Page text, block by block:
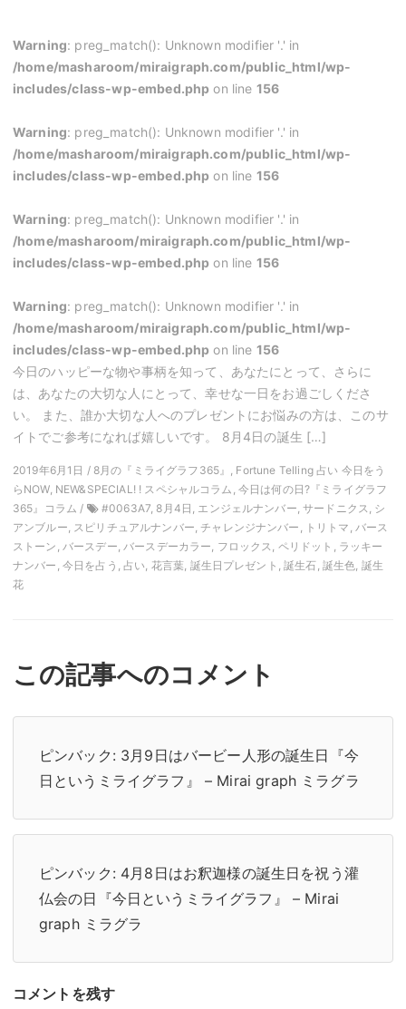
Warning: preg_match(): Unknown modifier '.' in
/home/masharoom/miraigraph.com/public_html/wp-
includes/class-wp-embed.php on line 156
Warning: preg_match(): Unknown modifier '.' in
/home/masharoom/miraigraph.com/public_html/wp-
includes/class-wp-embed.php on line 156
Warning: preg_match(): Unknown modifier '.' in
/home/masharoom/miraigraph.com/public_html/wp-
includes/class-wp-embed.php on line 156
Warning: preg_match(): Unknown modifier '.' in
/home/masharoom/miraigraph.com/public_html/wp-
includes/class-wp-embed.php on line 156
今日のハッピーな物や事柄を知って、あなたにとって、さらに
は、あなたの大切な人にとって、幸せな一日をお過ごしくださ
い。 また、誰か大切な人へのプレゼントにお悩みの方は、このサ
イトでご参考になれば嬉しいです。 8月4日の誕生 […]
2019年6月1日 / 8月の『ミライグラフ365』, Fortune Telling 占い 今日をう
らNOW, NEW&SPECIAL! ! スペシャルコラム, 今日は何の日?『ミライグラフ
365』コラム /
#0063A7, 8月4日, エンジェルナンバー, サードニクス, シ
アンブルー, スピリチュアルナンバー, チャレンジナンバー, トリトマ, バース
ストーン, バースデー, バースデーカラー, フロックス, ペリドット, ラッキー
ナンバー, 今日を占う, 占い, 花言葉, 誕生日プレゼント, 誕生石, 誕生色, 誕生
花
この記事へのコメント
ピンバック: 3月9日はバービー人形の誕生日『今
日というミライグラフ』 – Mirai graph ミラグラ
ピンバック: 4月8日はお釈迦様の誕生日を祝う灌
仏会の日『今日というミライグラフ』 – Mirai
graph ミラグラ
コメントを残す